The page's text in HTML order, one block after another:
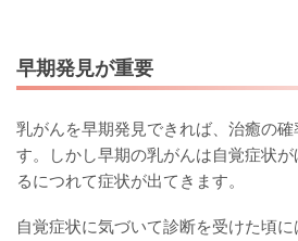
早期発見が重要
乳がんを早期発見できれば、治癒の確
す。しかし早期の乳がんは自覚症状
るにつれて症状が出てきます。
自覚症状に気づいて診断を受けた頃